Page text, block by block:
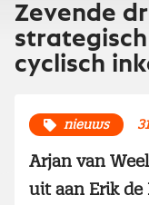
Zevende
cyclisch
nieuws
Arjan van
uit aan Erik